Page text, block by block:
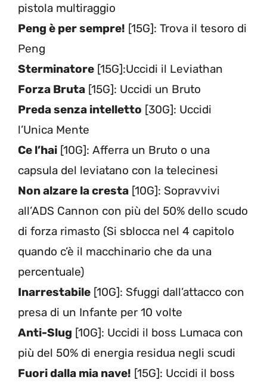
pistola multiraggio
Peng è per sempre! [15G]: Trova il tesoro di
Peng
Sterminatore [15G]:Uccidi il Leviathan
Forza Bruta [15G]: Uccidi un Bruto
Preda senza intelletto [30G]: Uccidi
l’Unica Mente
Ce l’hai [10G]: Afferra un Bruto o una
capsula del leviatano con la telecinesi
Non alzare la cresta [10G]: Sopravvivi
all’ADS Cannon con più del 50% dello scudo
di forza rimasto (Si sblocca nel 4 capitolo
quando c’è il macchinario che da una
percentuale)
Inarrestabile [10G]: Sfuggi dall’attacco con
presa di un Infante per 10 volte
Anti-Slug [10G]: Uccidi il boss Lumaca con
più del 50% di energia residua negli scudi
Fuori dalla mia nave! [15G]: Uccidi il boss